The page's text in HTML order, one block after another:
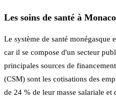
Les soins de santé à Monaco
Le système de santé monégasque
car il se compose d'un secteur
principales sources de
(CSM) sont les cotisations des
de 24 % de leur masse salariale